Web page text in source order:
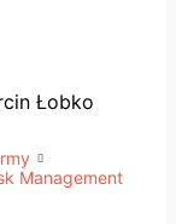
Łobko
Management